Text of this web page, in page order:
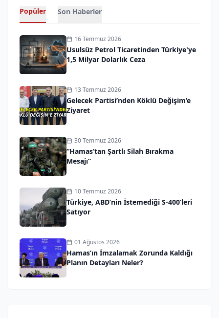
Popüler Son Haberler
16 Temmuz 2026
Usulsüz Petrol Ticaretinden Türkiye'ye
1,5 Milyar Dolarlık Ceza
13 Temmuz 2026
Gelecek Partisi’nden Köklü Değişim’e
Ziyaret
30 Temmuz 2026
“Hamas’tan Şartlı Silah Bırakma
Mesajı”
10 Temmuz 2026
Türkiye, ABD’nin İstemediği S-400’leri
Satıyor
01 Ağustos 2026
Hamas’ın İmzalamak Zorunda Kaldığı
Planın Detayları Neler?